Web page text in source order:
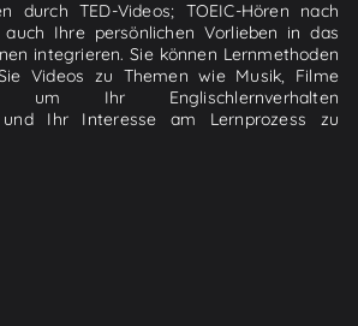
durch TED-Videos; TOEIC-Hören nach
auch Ihre persönlichen Vorlieben in das
integrieren. Sie können Lernmethoden
Videos zu Themen wie Musik, Filme
um Ihr Englischlernverhalten
und Ihr Interesse am Lernprozess zu